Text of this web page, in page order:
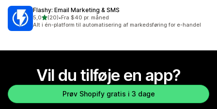
Flashy: Email Marketing & SMS
5,0ud af 5 stjerner
(20)
20 anmeldelser i alt
•Fra $40 pr. måned
Alt i én-platform til automatisering af markedsføring for e-handel
Vil du tilføje en app?
Prøv Shopify gratis i 3 dage